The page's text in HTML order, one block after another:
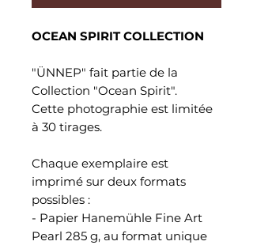
OCEAN SPIRIT COLLECTION
"ÜNNEP" fait partie de la
Collection "Ocean Spirit".
Cette photographie est limitée
à 30 tirages.
Chaque exemplaire est
imprimé sur deux formats
possibles :
- Papier Hanemühle Fine Art
Pearl 285 g, au format unique